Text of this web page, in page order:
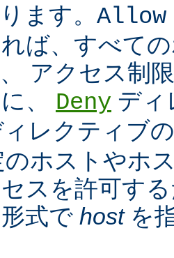
ます。
ば、すべて
アクセス制
、 Deny ディ
ィレクティブ
のホストやホ
スを許可す
式で hostを